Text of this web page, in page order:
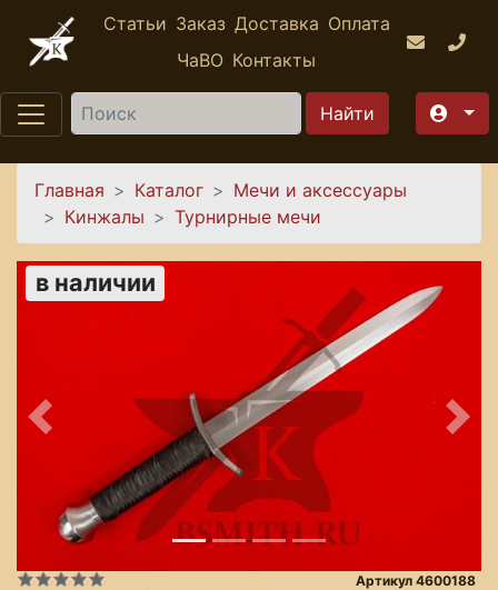
Перейти к основному содержанию
Статьи Заказ Доставка Оплата
ЧаВО Контакты
Найти
Вы здесь
Главная Каталог
Мечи и аксессуары
Кинжалы
Турнирные мечи
в наличии
Предыдущее
Артикул 4600188